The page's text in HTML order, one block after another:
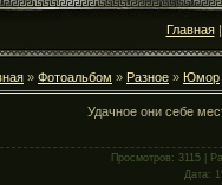
Главная
» Фотоальбом » Разное » Юмор
Удачное они себе
Просмотров: 3115 |
Дата :